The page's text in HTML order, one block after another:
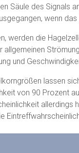
Säule des Signals
wenn
werden die
allgemeinen
und
lassen
von 90 Prozent